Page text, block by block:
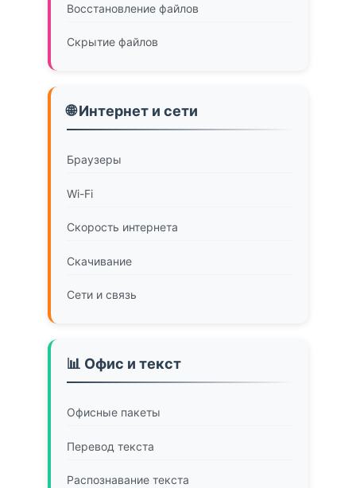
Восстановление файлов
Скрытие файлов
🌐 Интернет и сети
Браузеры
Wi-Fi
Скорость интернета
Скачивание
Сети и связь
📊 Офис и текст
Офисные пакеты
Перевод текста
Распознавание текста